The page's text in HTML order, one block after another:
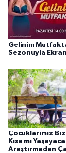
Gelinim
Sezonuyla
Çocuklarımız
Kısa mı
Araştırmadan